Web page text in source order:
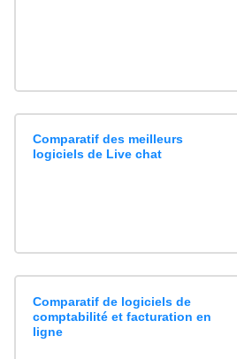
Comparatif des meilleurs
logiciels de Live chat
Comparatif de logiciels de
comptabilité et facturation en
ligne